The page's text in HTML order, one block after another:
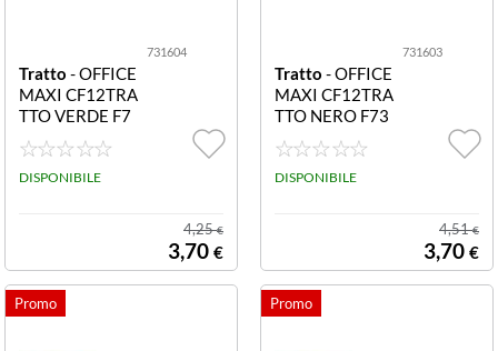
731604
Tratto - OFFICE
MAXI CF12TRA
TTO VERDE F7
31604 CF12TR
ATTO OFFICE
MAXI VERDE
DISPONIBILE
4,25€
3,70 €
731603
Tratto - OFFICE
MAXI CF12TRA
TTO NERO F73
1603 CF12TRA
TTO OFFICE M
AXI NERO
DISPONIBILE
4,51€
3,70 €